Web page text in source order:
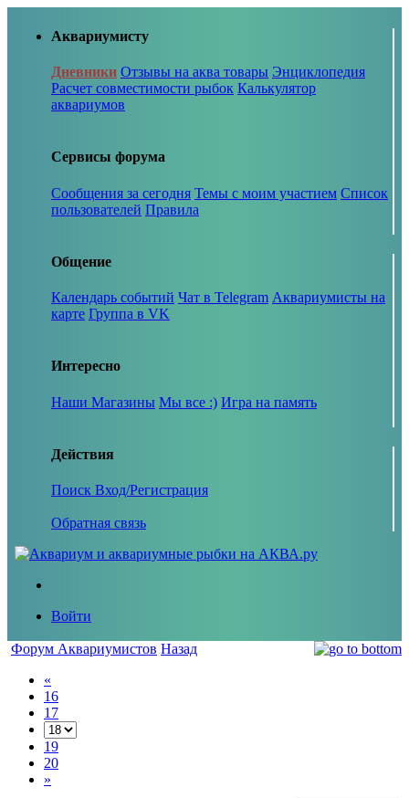
Аквариумисту
Дневники Отзывы на аква товары Энциклопедия
Расчет совместимости рыбок Калькулятор
аквариумов
Сервисы форума
Сообщения за сегодня Темы с моим участием Список
пользователей Правила
Общение
Календарь событий Чат в Telegram Аквариумисты на
карте Группа в VK
Интересно
Наши Магазины Мы все :) Игра на память
Действия
Поиск Вход/Регистрация
Обратная связь
Войти
Форум Аквариумистов Назад
«
16
17
19
20
»